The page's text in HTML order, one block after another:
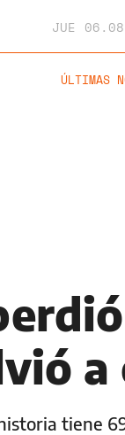
JUE
ÚLTIMAS
a
tiene